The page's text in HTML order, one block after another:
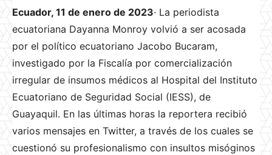
Ecuador, 11 de enero de 2023· La periodista
ecuatoriana Dayanna Monroy volvió a ser acosada
por el político ecuatoriano Jacobo Bucaram,
investigado por la Fiscalía por comercialización
irregular de insumos médicos al Hospital del Instituto
Ecuatoriano de Seguridad Social (IESS), de
Guayaquil. En las últimas horas la reportera recibió
varios mensajes en Twitter, a través de los cuales se
cuestionó su profesionalismo con insultos misóginos